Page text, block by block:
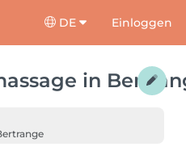
DE Einloggen
in